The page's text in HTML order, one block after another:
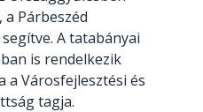
Párbeszéd
A tatabányai
is rendelkezik
a Városfejlesztési és
tagja.